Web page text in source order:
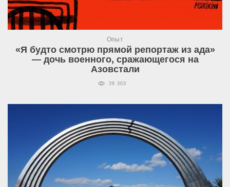
Опыт
«Я будто смотрю прямой репортаж из ада»
— дочь военного, сражающегося на
Азовстали
39 303